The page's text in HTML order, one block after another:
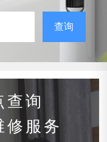
查询
查询
修服务